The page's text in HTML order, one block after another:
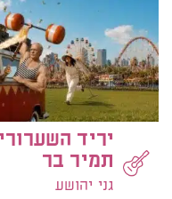
יריד
תמיר בר
גני יהושע